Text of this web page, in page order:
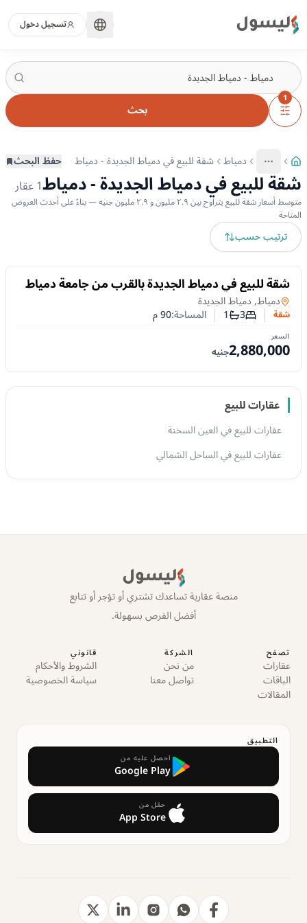
ليسول تسجيل دخول
1
بحث
More
عرض المزيد من المسارات
دمياط شقة للبيع في دمياط الجديدة - دمياط حفظ البحث
شقة للبيع في دمياط الجديدة - دمياط1عقار
متوسط أسعار شقة للبيع يتراوح بين ٢.٩ مليون و ٢.٩ مليون جنيه — بناءً على أحدث العروض
المتاحة
ترتيب حسب
للبيع
شقة للبيع في دمياط الجديدة بالقرب من جامعة دمياط
بالقسيط على 4 سنين
شقةفي
دمياط, دمياط الجديدة
شقة عدد غرف النوم
3عدد الحمامات
1 المساحة:90م
السعر
2,880,000جنيه
عقارات للبيع
عقارات للبيع في العين السخنة
عقارات للبيع في الساحل الشمالي
ليسول
منصة عقارية تساعدك تشتري أو تؤجر أو تتابع
أفضل الفرص بسهولة.
تصفح
عقارات
الباقات
المقالات
الشركة
من نحن
تواصل معنا
قانوني
الشروط والأحكام
سياسة الخصوصية
التطبيق
احصل عليه من
Google Play
حمّل من
App Store